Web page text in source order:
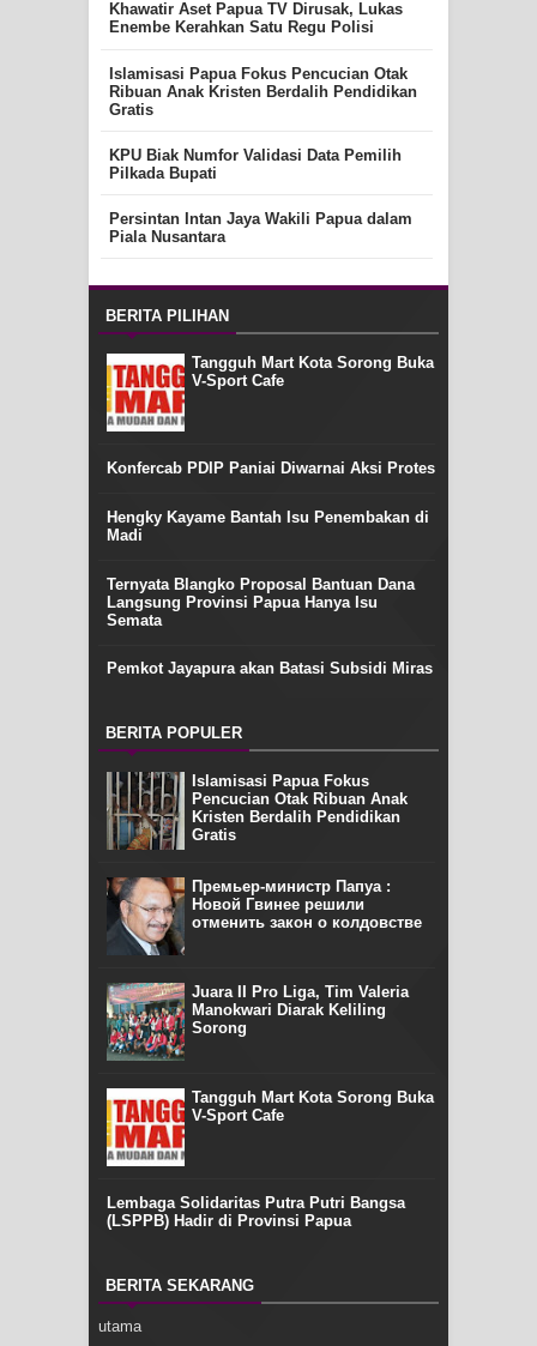
Khawatir Aset Papua TV Dirusak, Lukas
Enembe Kerahkan Satu Regu Polisi
Islamisasi Papua Fokus Pencucian Otak
Ribuan Anak Kristen Berdalih Pendidikan
Gratis
KPU Biak Numfor Validasi Data Pemilih
Pilkada Bupati
Persintan Intan Jaya Wakili Papua dalam
Piala Nusantara
BERITA PILIHAN
Tangguh Mart Kota Sorong Buka
V-Sport Cafe
Konfercab PDIP Paniai Diwarnai Aksi Protes
Hengky Kayame Bantah Isu Penembakan di
Madi
Ternyata Blangko Proposal Bantuan Dana
Langsung Provinsi Papua Hanya Isu
Semata
Pemkot Jayapura akan Batasi Subsidi Miras
BERITA POPULER
Islamisasi Papua Fokus
Pencucian Otak Ribuan Anak
Kristen Berdalih Pendidikan
Gratis
Премьер-министр Папуа :
Новой Гвинее решили
отменить закон о колдовстве
Juara II Pro Liga, Tim Valeria
Manokwari Diarak Keliling
Sorong
Tangguh Mart Kota Sorong Buka
V-Sport Cafe
Lembaga Solidaritas Putra Putri Bangsa
(LSPPB) Hadir di Provinsi Papua
BERITA SEKARANG
utama